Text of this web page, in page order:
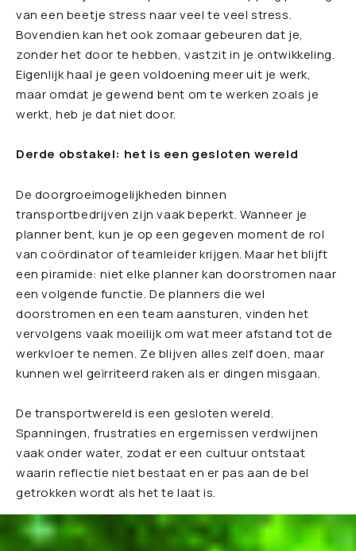
van een beetje stress naar veel te veel stress.
Bovendien kan het ook zomaar gebeuren dat je,
zonder het door te hebben, vastzit in je ontwikkeling.
Eigenlijk haal je geen voldoening meer uit je werk,
maar omdat je gewend bent om te werken zoals je
werkt, heb je dat niet door.
Derde obstakel: het is een gesloten wereld
De doorgroeimogelijkheden binnen
transportbedrijven zijn vaak beperkt. Wanneer je
planner bent, kun je op een gegeven moment de rol
van coördinator of teamleider krijgen. Maar het blijft
een piramide: niet elke planner kan doorstromen naar
een volgende functie. De planners die wel
doorstromen en een team aansturen, vinden het
vervolgens vaak moeilijk om wat meer afstand tot de
werkvloer te nemen. Ze blijven alles zelf doen, maar
kunnen wel geïrriteerd raken als er dingen misgaan.
De transportwereld is een gesloten wereld.
Spanningen, frustraties en ergernissen verdwijnen
vaak onder water, zodat er een cultuur ontstaat
waarin reflectie niet bestaat en er pas aan de bel
getrokken wordt als het te laat is.